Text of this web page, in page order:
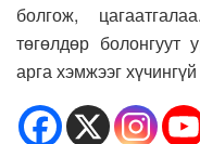
болгож,
төгөлдөр болонгуут
арга хэмжээг